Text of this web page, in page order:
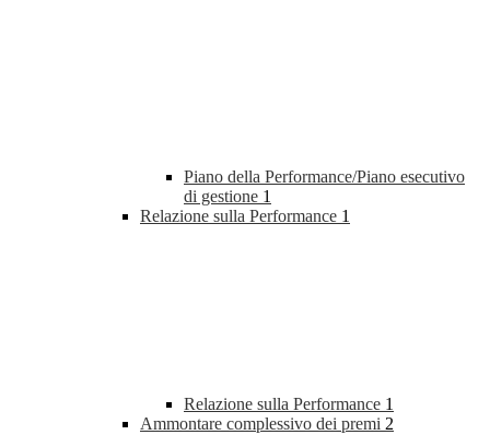
Piano della Performance/Piano esecutivo
di gestione 1
Relazione sulla Performance 1
Relazione sulla Performance 1
Ammontare complessivo dei premi 2